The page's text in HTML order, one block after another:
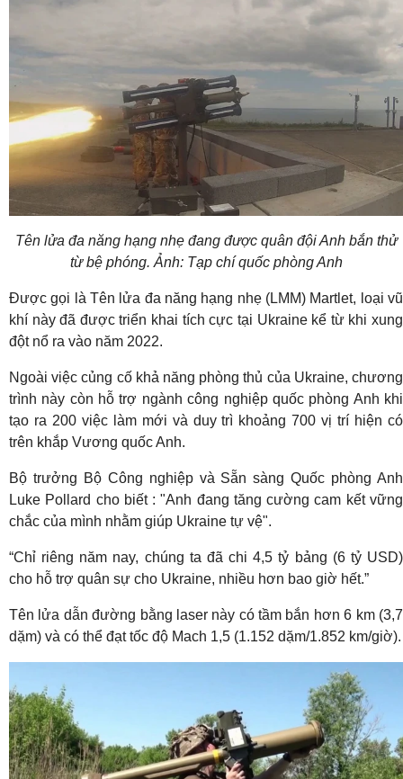
Tên lửa đa năng hạng nhẹ đang được quân đội Anh bắn thử
từ bệ phóng. Ảnh: Tạp chí quốc phòng Anh
Được gọi là Tên lửa đa năng hạng nhẹ (LMM) Martlet, loại vũ
khí này đã được triển khai tích cực tại Ukraine kể từ khi xung
đột nổ ra vào năm 2022.
Ngoài việc củng cố khả năng phòng thủ của Ukraine, chương
trình này còn hỗ trợ ngành công nghiệp quốc phòng Anh khi
tạo ra 200 việc làm mới và duy trì khoảng 700 vị trí hiện có
trên khắp Vương quốc Anh.
Bộ trưởng Bộ Công nghiệp và Sẵn sàng Quốc phòng Anh
Luke Pollard cho biết : "Anh đang tăng cường cam kết vững
chắc của mình nhằm giúp Ukraine tự vệ".
“Chỉ riêng năm nay, chúng ta đã chi 4,5 tỷ bảng (6 tỷ USD)
cho hỗ trợ quân sự cho Ukraine, nhiều hơn bao giờ hết.”
Tên lửa dẫn đường bằng laser này có tầm bắn hơn 6 km (3,7
dặm) và có thể đạt tốc độ Mach 1,5 (1.152 dặm/1.852 km/giờ).